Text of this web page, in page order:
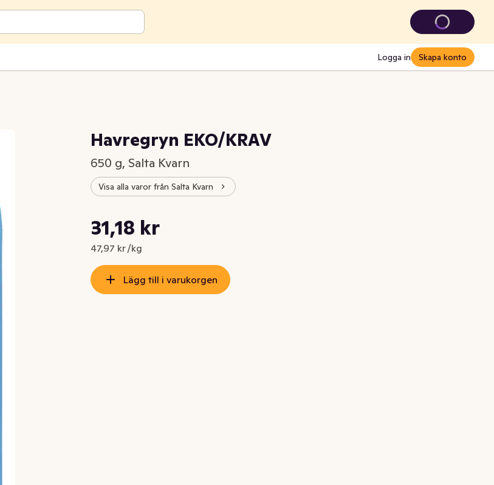
Logga in Skapa konto
Havregryn EKO/KRAV
650 g, Salta Kvarn
Visa alla varor från Salta Kvarn
Nuvarande pris är: 31,18 kr
31,18 kr
47,97 kr /kg
Styckpris: 47,97 kr /kg
Lägg till i varukorgen